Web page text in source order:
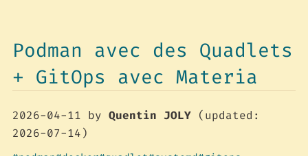
Podman avec des Quadlets
+ GitOps avec Materia
2026-04-11 by Quentin JOLY(updated:
2026-07-14)